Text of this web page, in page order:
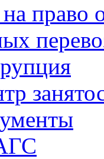
право